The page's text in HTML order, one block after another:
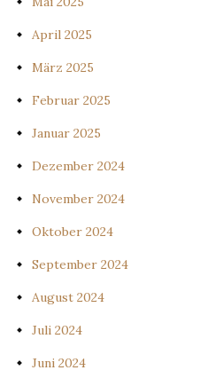
April 2025
März 2025
Februar 2025
Januar 2025
Dezember 2024
November 2024
Oktober 2024
September 2024
August 2024
Juli 2024
Juni 2024